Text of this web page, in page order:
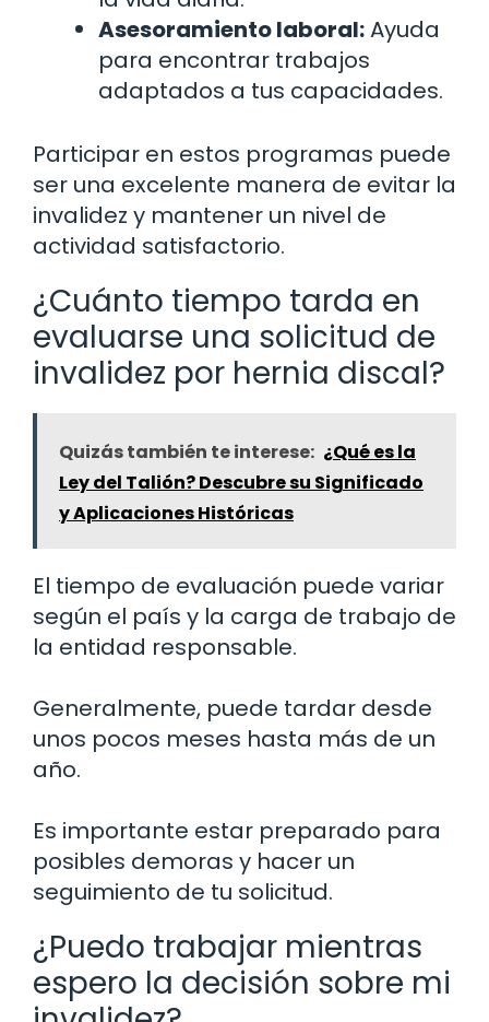
Asesoramiento laboral:Ayuda
para encontrar trabajos
adaptados a tus capacidades.
Participar en estos programas puede
ser una excelente manera de evitar la
invalidez y mantener un nivel de
actividad satisfactorio.
¿Cuánto tiempo tarda en
evaluarse una solicitud de
invalidez por hernia discal?
Quizás también te interese: ¿Qué es la
Ley del Talión? Descubre su Significado
y Aplicaciones Históricas
El tiempo de evaluación puede variar
según el país y la carga de trabajo de
la entidad responsable.
Generalmente, puede tardar desde
unos pocos meses hasta más de un
año.
Es importante estar preparado para
posibles demoras y hacer un
seguimiento de tu solicitud.
¿Puedo trabajar mientras
espero la decisión sobre mi